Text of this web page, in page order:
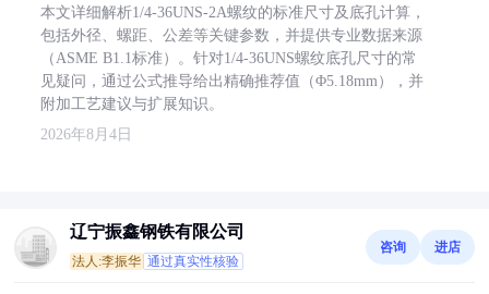
本文详细解析1/4-36UNS-2A螺纹的标准尺寸及底孔计算，
包括外径、螺距、公差等关键参数，并提供专业数据来源
（ASME B1.1标准）。针对1/4-36UNS螺纹底孔尺寸的常
见疑问，通过公式推导给出精确推荐值（Φ5.18mm），并
附加工艺建议与扩展知识。
2026年8月4日
辽宁振鑫钢铁有限公司
法人:李振华 通过真实性核验
咨询 进店